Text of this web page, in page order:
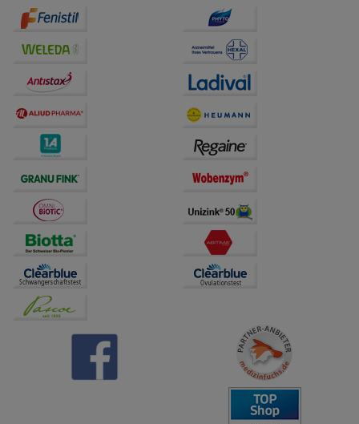
Drittseiten möglichst relevant für Sie zu gestalten.
Bitte beachten Sie, dass Daten hierfür teilweise an
Dritte wie z.B. Google oder soziale Medien